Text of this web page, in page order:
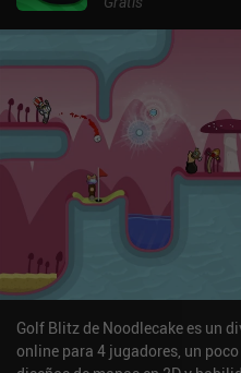
Golf Blitz de Noodlecake es un
online para 4 jugadores, un